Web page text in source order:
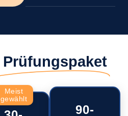
Prüfungspaket
Meist
gewählt
90-